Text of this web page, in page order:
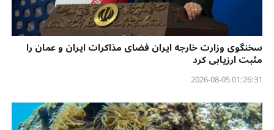
سخنگوی وزارت خارجه ایران فضای مذاکرات ایران و عمان را
مثبت ارزیابی کرد
01:26:31 2026-08-05